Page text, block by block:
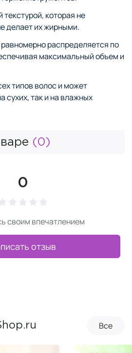
которая не
делает их жирными.
распределяется по
максимальный объем и
типов волос и может
сухих, так и на влажных
(0)
0
своим впечатлением
отзыв
Все